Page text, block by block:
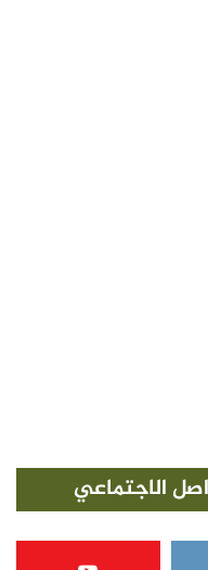
الاجتماعي